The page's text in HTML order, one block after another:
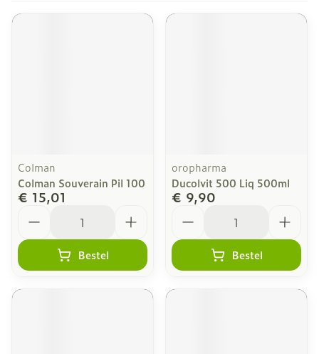
Colman
Colman Souverain Pil 100
€ 15,01
Bestel
oropharma
Ducolvit 500 Liq 500ml
€ 9,90
Bestel